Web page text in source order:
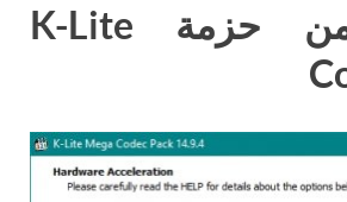
لقطات من حزمة K-Lite